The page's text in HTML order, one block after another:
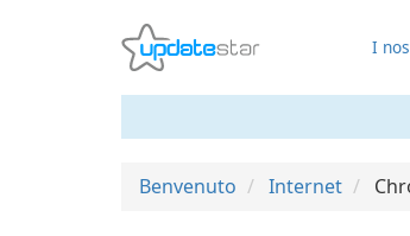
I
Benvenuto Internet